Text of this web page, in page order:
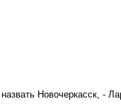
Новочеркасск, -